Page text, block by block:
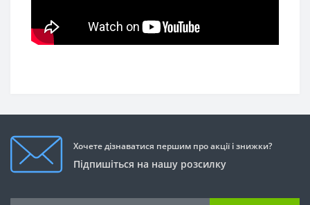
Хочете дізнаватися першим про акції і знижки?
Підпишіться на нашу розсилку